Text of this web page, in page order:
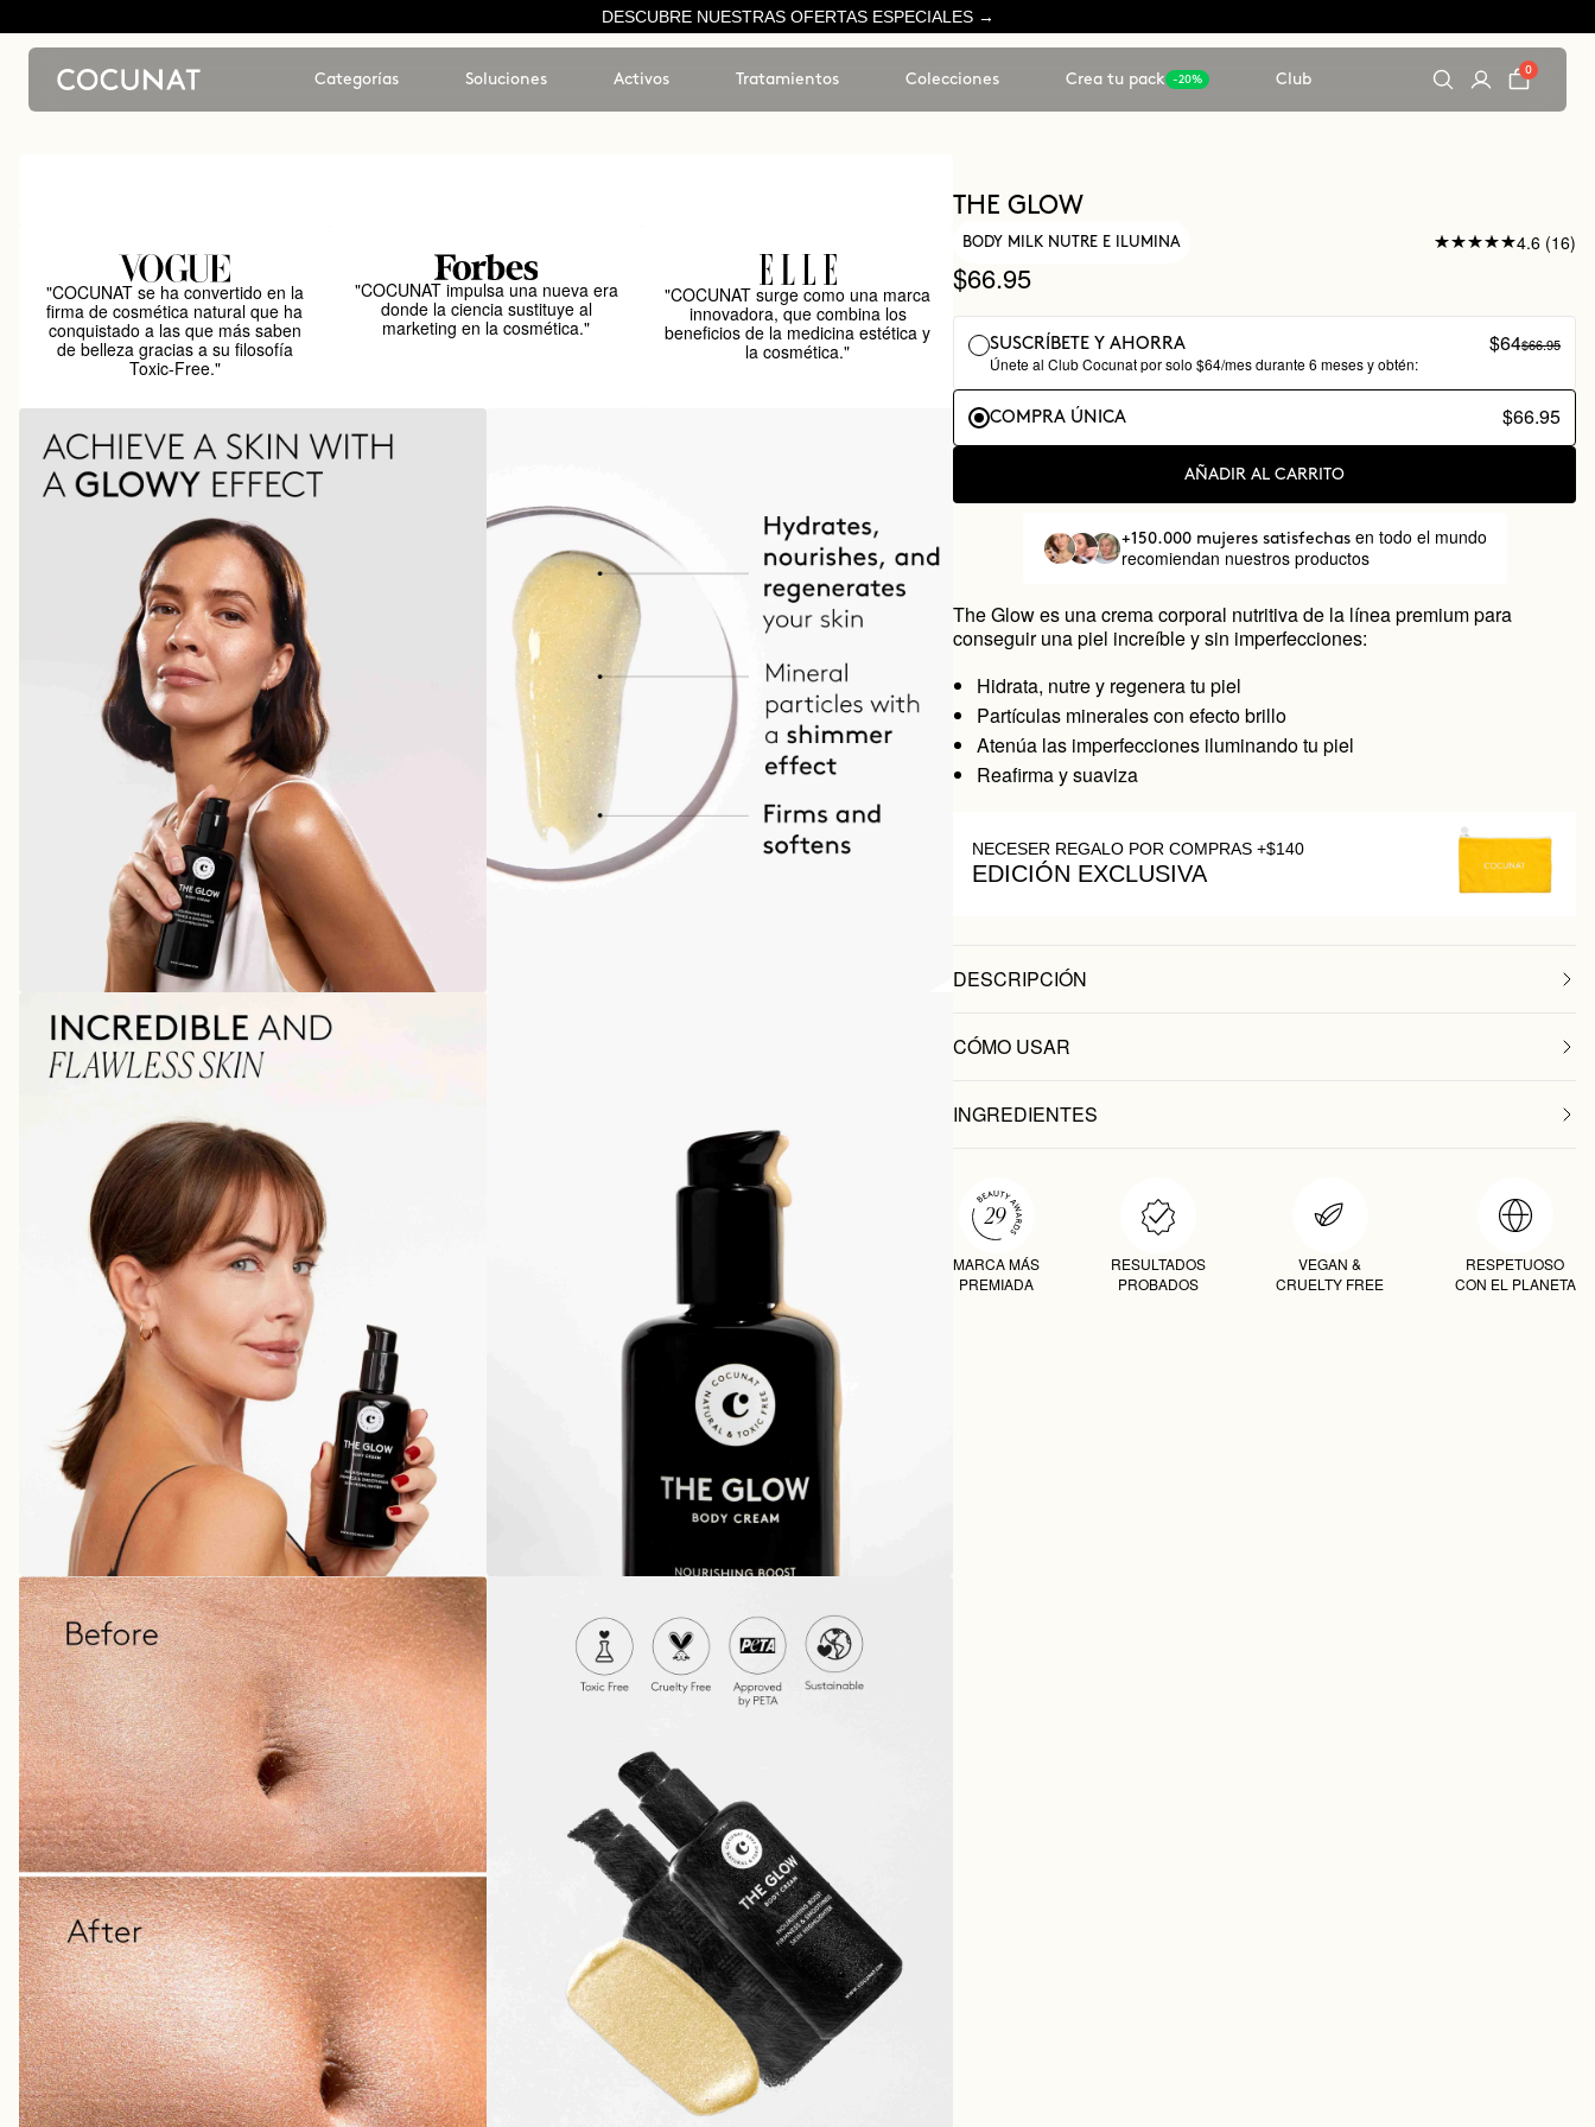
DESCUBRE NUESTRAS OFERTAS ESPECIALES →
Categorías Soluciones Activos Tratamientos Colecciones Crea tu pack -20% Club
0
"COCUNAT se ha convertido en la
firma de cosmética natural que ha
conquistado a las que más saben
de belleza gracias a su filosofía
Toxic-Free."
"COCUNAT impulsa una nueva era
donde la ciencia sustituye al
marketing en la cosmética."
"COCUNAT surge como una marca
innovadora, que combina los
beneficios de la medicina estética y
la cosmética."
THE GLOW
BODY MILK NUTRE E ILUMINA 4.6 (16)
$66.95
SUSCRÍBETE Y AHORRA
Únete al Club Cocunat por solo $64/mes durante 6 meses y obtén:
$64$66.95
COMPRA ÚNICA $66.95
AÑADIR AL CARRITO
+150.000 mujeres satisfechas en todo el mundo
recomiendan nuestros productos
The Glow es una crema corporal nutritiva de la línea premium para
conseguir una piel increíble y sin imperfecciones:
Hidrata, nutre y regenera tu piel
Partículas minerales con efecto brillo
Atenúa las imperfecciones iluminando tu piel
Reafirma y suaviza
NECESER REGALO POR COMPRAS +$140
EDICIÓN EXCLUSIVA
DESCRIPCIÓN
CÓMO USAR
INGREDIENTES
MARCA MÁS
PREMIADA
RESULTADOS
PROBADOS
VEGAN &
CRUELTY FREE
RESPETUOSO
CON EL PLANETA